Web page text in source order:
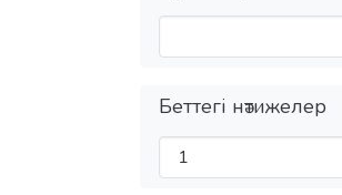
Беттегі нәтижелер